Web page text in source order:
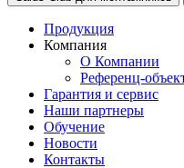
Продукция
Компания
О Компании
Референц-
Гарантия и сервис
Наши партнеры
Обучение
Новости
Контакты